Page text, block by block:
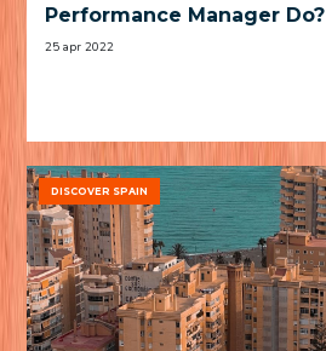
Performance Manager Do?
25 apr 2022
DISCOVER SPAIN